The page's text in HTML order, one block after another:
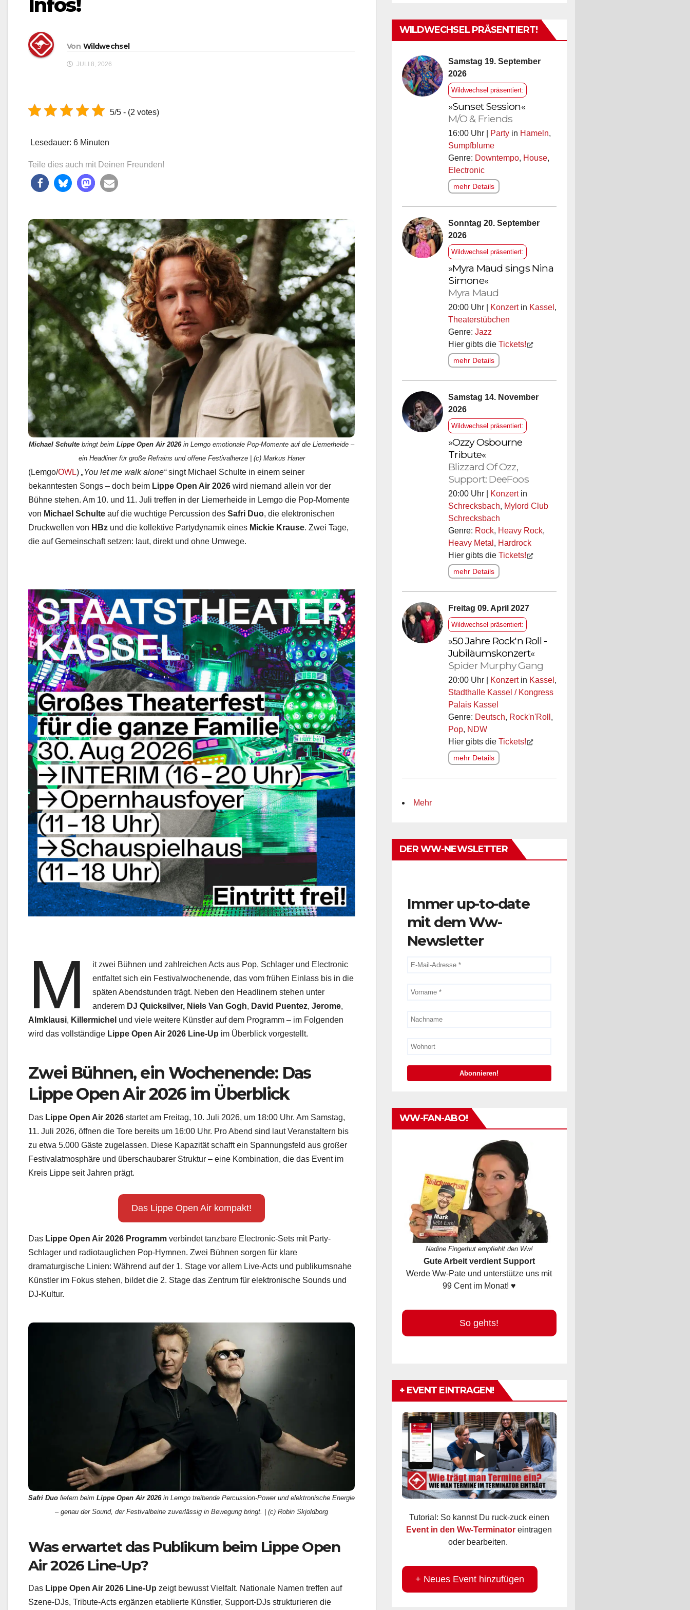
Infos!
Von Wildwechsel
JULI 8, 2026
5/5 - (2 votes)
Lesedauer: 6 Minuten
Teile dies auch mit Deinen Freunden!
Michael Schulte bringt beimLippe Open Air 2026in Lemgo emotionale Pop-Momente auf die Liemerheide –
ein Headliner für große Refrains und offene Festivalherze | (c) Markus Haner
(Lemgo/OWL) „You let me walk alone“singt Michael Schulte in einem seiner
bekanntesten Songs – doch beim Lippe Open Air 2026 wird niemand allein vor der
Bühne stehen. Am 10. und 11. Juli treffen in der Liemerheide in Lemgo die Pop-Momente
von Michael Schulte auf die wuchtige Percussion des Safri Duo, die elektronischen
Druckwellen von HBz und die kollektive Partydynamik eines Mickie Krause. Zwei Tage,
die auf Gemeinschaft setzen: laut, direkt und ohne Umwege.
M
it zwei Bühnen und zahlreichen Acts aus Pop, Schlager und Electronic
entfaltet sich ein Festivalwochenende, das vom frühen Einlass bis in die
späten Abendstunden trägt. Neben den Headlinern stehen unter
anderem DJ Quicksilver, Niels Van Gogh, David Puentez,Jerome,
Almklausi, Killermichel und viele weitere Künstler auf dem Programm – im Folgenden
wird das vollständige Lippe Open Air 2026 Line-Up im Überblick vorgestellt.
Zwei Bühnen, ein Wochenende: Das
Lippe Open Air 2026 im Überblick
Das Lippe Open Air 2026 startet am Freitag, 10. Juli 2026, um 18:00 Uhr. Am Samstag,
11. Juli 2026, öffnen die Tore bereits um 16:00 Uhr. Pro Abend sind laut Veranstaltern bis
zu etwa 5.000 Gäste zugelassen. Diese Kapazität schafft ein Spannungsfeld aus großer
Festivalatmosphäre und überschaubarer Struktur – eine Kombination, die das Event im
Kreis Lippe seit Jahren prägt.
Das Lippe Open Air kompakt!
Das Lippe Open Air 2026 Programm verbindet tanzbare Electronic-Sets mit Party-
Schlager und radiotauglichen Pop-Hymnen. Zwei Bühnen sorgen für klare
dramaturgische Linien: Während auf der 1. Stage vor allem Live-Acts und publikumsnahe
Künstler im Fokus stehen, bildet die 2. Stage das Zentrum für elektronische Sounds und
DJ-Kultur.
Lippe Open Air 2026
in Lemgo treibende Percussion-Power und elektronische Energie
– genau der Sound, der Festivalbeine zuverlässig in Bewegung bringt. | (c) Robin Skjoldborg
Was erwartet das Publikum beim Lippe Open
Air 2026 Line-Up?
Das Lippe Open Air 2026 Line-Up zeigt bewusst Vielfalt. Nationale Namen treffen auf
Szene-DJs, Tribute-Acts ergänzen etablierte Künstler, Support-DJs strukturieren die
WILDWECHSEL PRÄSENTIERT!
Samstag 19. September
2026
Wildwechsel präsentiert:
»Sunset Session«
M/O & Friends
16:00 Uhr | Partyin Hameln,
Sumpfblume
Genre: Downtempo, House,
Electronic
mehr Details
Sonntag 20. September
2026
Wildwechsel präsentiert:
»Myra Maud sings Nina
Simone«
Myra Maud
20:00 Uhr | Konzertin Kassel ,
Theaterstübchen
Genre: Jazz
Hier gibts die Tickets!
mehr Details
Samstag 14. November
2026
Wildwechsel präsentiert:
»Ozzy Osbourne
Tribute«
Blizzard Of Ozz,
Support: DeeFoos
20:00 Uhr | Konzertin
Schrecksbach, Mylord Club
Schrecksbach
Genre: Rock, Heavy Rock,
Heavy Metal , Hardrock
Hier gibts die Tickets!
mehr Details
Freitag 09. April 2027
Wildwechsel präsentiert:
»50 Jahre Rock'n Roll -
Jubiläumskonzert«
Spider Murphy Gang
20:00 Uhr | Konzertin Kassel ,
Stadthalle Kassel / Kongress
Palais Kassel
Genre: Deutsch, Rock'n'Roll ,
Pop, NDW
Hier gibts die Tickets!
mehr Details
Mehr
DER WW-NEWSLETTER
Immer up-to-date
mit dem Ww-
Newsletter
WW-FAN-ABO!
Nadine Fingerhut empfiehlt den Ww!
Gute Arbeit verdient Support
Werde Ww-Pate und unterstütze uns mit
99 Cent im Monat! ♥
So gehts!
+ EVENT EINTRAGEN!
Tutorial: So kannst Du ruck-zuck einen
Event in den Ww-Terminator eintragen
oder bearbeiten.
+ Neues Event hinzufügen